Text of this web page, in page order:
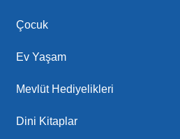
Çocuk
Ev Yaşam
Mevlüt Hediyelikleri
Dini Kitaplar